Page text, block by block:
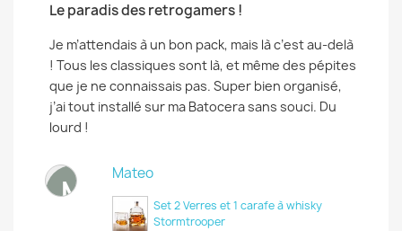
Le paradis des retrogamers !
Je m’attendais à un bon pack, mais là c’est au-delà
! Tous les classiques sont là, et même des pépites
que je ne connaissais pas. Super bien organisé,
j’ai tout installé sur ma Batocera sans souci. Du
lourd !
M
Mateo
Set 2 Verres et 1 carafe à whisky
Stormtrooper